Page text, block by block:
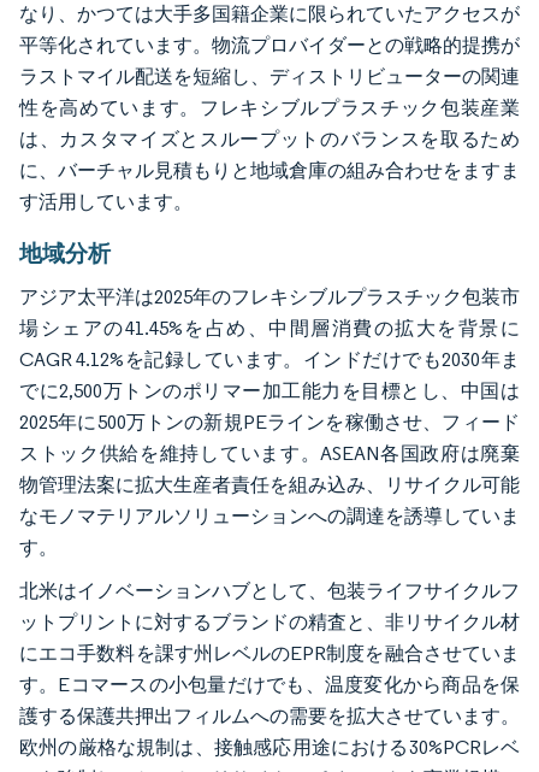
なり、かつては大手多国籍企業に限られていたアクセスが
平等化されています。物流プロバイダーとの戦略的提携が
ラストマイル配送を短縮し、ディストリビューターの関連
性を高めています。フレキシブルプラスチック包装産業
は、カスタマイズとスループットのバランスを取るため
に、バーチャル見積もりと地域倉庫の組み合わせをますま
す活用しています。
地域分析
アジア太平洋は2025年のフレキシブルプラスチック包装市
場シェアの41.45%を占め、中間層消費の拡大を背景に
CAGR 4.12%を記録しています。インドだけでも2030年ま
でに2,500万トンのポリマー加工能力を目標とし、中国は
2025年に500万トンの新規PEラインを稼働させ、フィード
ストック供給を維持しています。ASEAN各国政府は廃棄
物管理法案に拡大生産者責任を組み込み、リサイクル可能
なモノマテリアルソリューションへの調達を誘導していま
す。
北米はイノベーションハブとして、包装ライフサイクルフ
ットプリントに対するブランドの精査と、非リサイクル材
にエコ手数料を課す州レベルのEPR制度を融合させていま
す。Eコマースの小包量だけでも、温度変化から商品を保
護する保護共押出フィルムへの需要を拡大させています。
欧州の厳格な規制は、接触感応用途における30%PCRレベ